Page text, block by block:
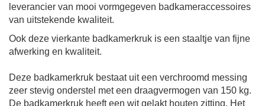
leverancier van mooi vormgegeven badkameraccessoires
van uitstekende kwaliteit.
Ook deze vierkante badkamerkruk is een staaltje van fijne
afwerking en kwaliteit.
Deze badkamerkruk bestaat uit een verchroomd messing
zeer stevig onderstel met een draagvermogen van 150 kg.
De badkamerkruk heeft een wit gelakt houten zitting. Het